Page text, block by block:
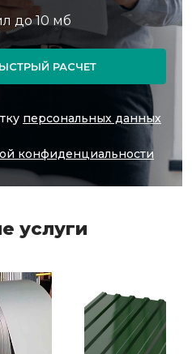
РАСЧЕТ
персональных данных
конфиденциальности
услуги